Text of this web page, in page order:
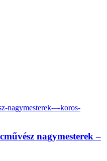
nagymesterek –